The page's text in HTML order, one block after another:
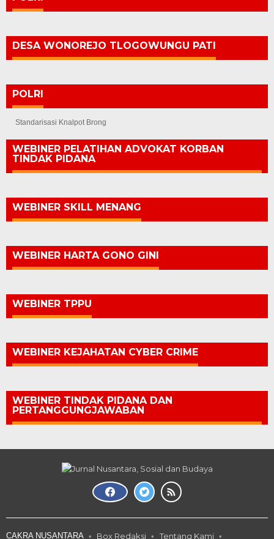
DESA WONOREJO TLOGOWUNGU PATI
POLRI
Standarisasi Knalpot Brong
WEBINER PELATIHAN ADVOKAT KORBAN
TINDAK PIDANA
WEBINER SKILL MENANG
WEBINER HARTA GONO GINI
WEBINER TPPU
WEBINER KEJAHATAN CYBER CRIME
WEBINER TINDAK PIDANA DAN
PERTANGGUNGJAWABAN
CAKRA NUSANTARA Box Redaksi Tentang Kami